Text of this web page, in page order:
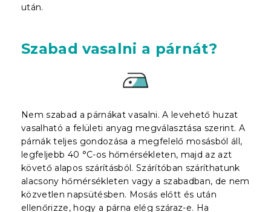
után.
Szabad vasalni a párnát?
Nem szabad a párnákat vasalni. A levehető huzat
vasalható a felületi anyag megválasztása szerint. A
párnák teljes gondozása a megfelelő mosásból áll,
legfeljebb 40 °C-os hőmérsékleten, majd az azt
követő alapos szárításból. Szárítóban száríthatunk
alacsony hőmérsékleten vagy a szabadban, de nem
közvetlen napsütésben. Mosás előtt és után
ellenőrizze, hogy a párna elég száraz-e. Ha